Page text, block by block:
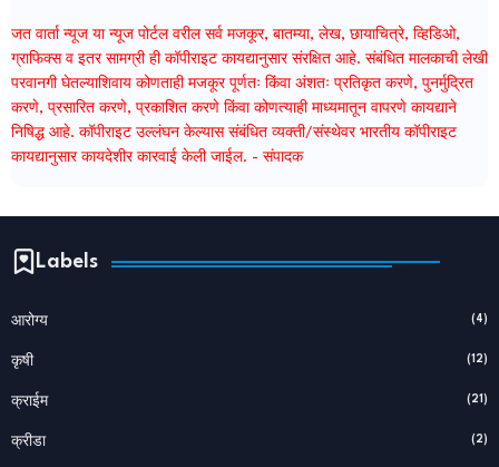
जत वार्ता न्यूज या न्यूज पोर्टल वरील सर्व मजकूर, बातम्या, लेख, छायाचित्रे, व्हिडिओ,
ग्राफिक्स व इतर सामग्री ही कॉपीराइट कायद्यानुसार संरक्षित आहे. संबंधित मालकाची लेखी
परवानगी घेतल्याशिवाय कोणताही मजकूर पूर्णतः किंवा अंशतः प्रतिकृत करणे, पुनर्मुद्रित
करणे, प्रसारित करणे, प्रकाशित करणे किंवा कोणत्याही माध्यमातून वापरणे कायद्याने
निषिद्ध आहे. कॉपीराइट उल्लंघन केल्यास संबंधित व्यक्ती/संस्थेवर भारतीय कॉपीराइट
कायद्यानुसार कायदेशीर कारवाई केली जाईल. - संपादक
Labels
आरोग्य (4)
कृषी (12)
क्राईम (21)
क्रीडा (2)